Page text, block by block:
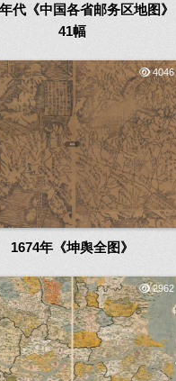
代《中国各省邮务区地图》
41幅
4046
1674年《坤舆全图》
2962